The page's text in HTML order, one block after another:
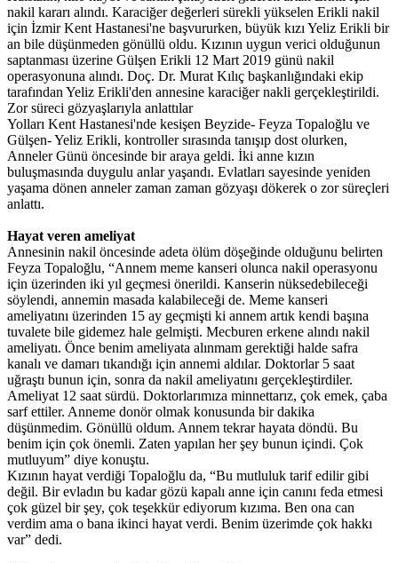
nakil kararı alındı. Karaciğer değerleri sürekli yükselen Erikli nakil
için İzmir Kent Hastanesi'ne başvururken, büyük kızı Yeliz Erikli bir
an bile düşünmeden gönüllü oldu. Kızının uygun verici olduğunun
saptanması üzerine Gülşen Erikli 12 Mart 2019 günü nakil
operasyonuna alındı. Doç. Dr. Murat Kılıç başkanlığındaki ekip
tarafından Yeliz Erikli'den annesine karaciğer nakli gerçekleştirildi.
Zor süreci gözyaşlarıyla anlattılar
Yolları Kent Hastanesi'nde kesişen Beyzide- Feyza Topaloğlu ve
Gülşen- Yeliz Erikli, kontroller sırasında tanışıp dost olurken,
Anneler Günü öncesinde bir araya geldi. İki anne kızın
buluşmasında duygulu anlar yaşandı. Evlatları sayesinde yeniden
yaşama dönen anneler zaman zaman gözyaşı dökerek o zor süreçleri
anlattı.
Hayat veren ameliyat
Annesinin nakil öncesinde adeta ölüm döşeğinde olduğunu belirten
Feyza Topaloğlu, “Annem meme kanseri olunca nakil operasyonu
için üzerinden iki yıl geçmesi önerildi. Kanserin nüksedebileceği
söylendi, annemin masada kalabileceği de. Meme kanseri
ameliyatını üzerinden 15 ay geçmişti ki annem artık kendi başına
tuvalete bile gidemez hale gelmişti. Mecburen erkene alındı nakil
ameliyatı. Önce benim ameliyata alınmam gerektiği halde safra
kanalı ve damarı tıkandığı için annemi aldılar. Doktorlar 5 saat
uğraştı bunun için, sonra da nakil ameliyatını gerçekleştirdiler.
Ameliyat 12 saat sürdü. Doktorlarımıza minnettarız, çok emek, çaba
sarf ettiler. Anneme donör olmak konusunda bir dakika
düşünmedim. Gönüllü oldum. Annem tekrar hayata döndü. Bu
benim için çok önemli. Zaten yapılan her şey bunun içindi. Çok
mutluyum” diye konuştu.
Kızının hayat verdiği Topaloğlu da, “Bu mutluluk tarif edilir gibi
değil. Bir evladın bu kadar gözü kapalı anne için canını feda etmesi
çok güzel bir şey, çok teşekkür ediyorum kızıma. Ben ona can
verdim ama o bana ikinci hayat verdi. Benim üzerimde çok hakkı
var” dedi.